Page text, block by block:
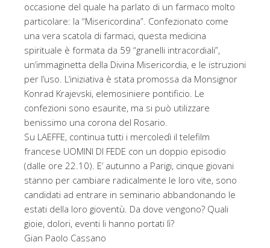
occasione del quale ha parlato di un farmaco molto
particolare: la “Misericordina”. Confezionato come
una vera scatola di farmaci, questa medicina
spirituale è formata da 59 “granelli intracordiali”,
un’immaginetta della Divina Misericordia, e le istruzioni
per l’uso. L’iniziativa è stata promossa da Monsignor
Konrad Krajevski, elemosiniere pontificio. Le
confezioni sono esaurite, ma si può utilizzare
benissimo una corona del Rosario.
Su LAEFFE, continua tutti i mercoledì il telefilm
francese UOMINI DI FEDE con un doppio episodio
(dalle ore 22.10). E’ autunno a Parigi, cinque giovani
stanno per cambiare radicalmente le loro vite, sono
candidati ad entrare in seminario abbandonando le
estati della loro gioventù. Da dove vengono? Quali
gioie, dolori, eventi li hanno portati lì?
Gian Paolo Cassano